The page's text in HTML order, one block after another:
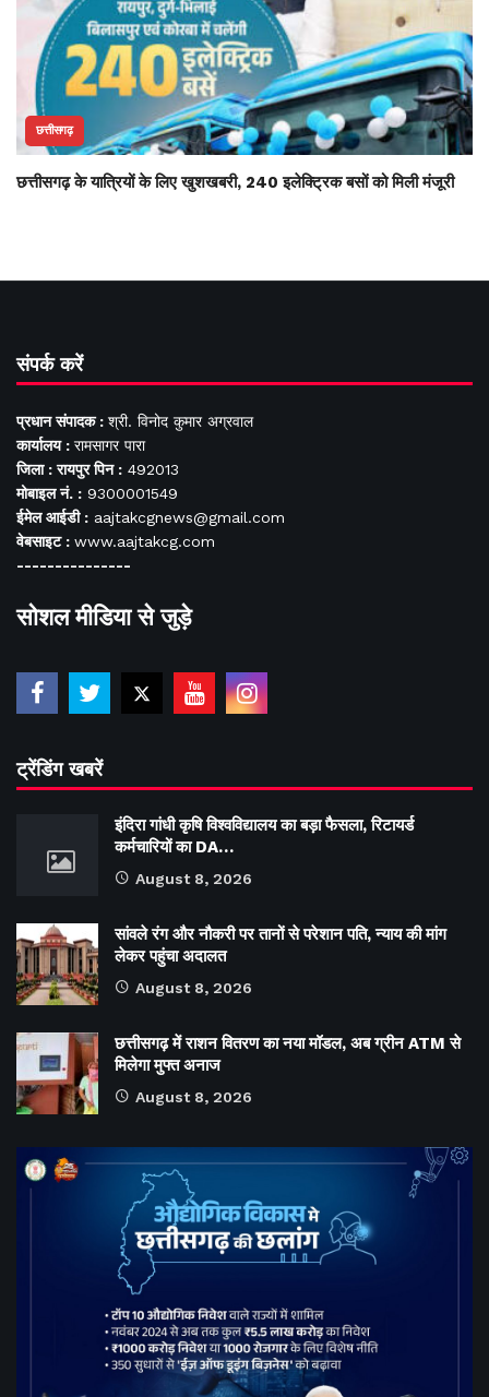
छत्तीसगढ़
छत्तीसगढ़ के यात्रियों के लिए खुशखबरी, 240 इलेक्ट्रिक बसों को मिली मंजूरी
संपर्क करें
प्रधान संपादक : श्री. विनोद कुमार अग्रवाल
कार्यालय : रामसागर पारा
जिला : रायपुर पिन : 492013
मोबाइल नं. : 9300001549
ईमेल आईडी : aajtakcgnews@gmail.com
वेबसाइट : www.aajtakcg.com
---------------
सोशल मीडिया से जुड़े
ट्रेंडिंग खबरें
इंदिरा गांधी कृषि विश्वविद्यालय का बड़ा फैसला, रिटायर्ड
कर्मचारियों का DA…
August 8, 2026
सांवले रंग और नौकरी पर तानों से परेशान पति, न्याय की मांग
लेकर पहुंचा अदालत
August 8, 2026
छत्तीसगढ़ में राशन वितरण का नया मॉडल, अब ग्रीन ATM से
मिलेगा मुफ्त अनाज
August 8, 2026